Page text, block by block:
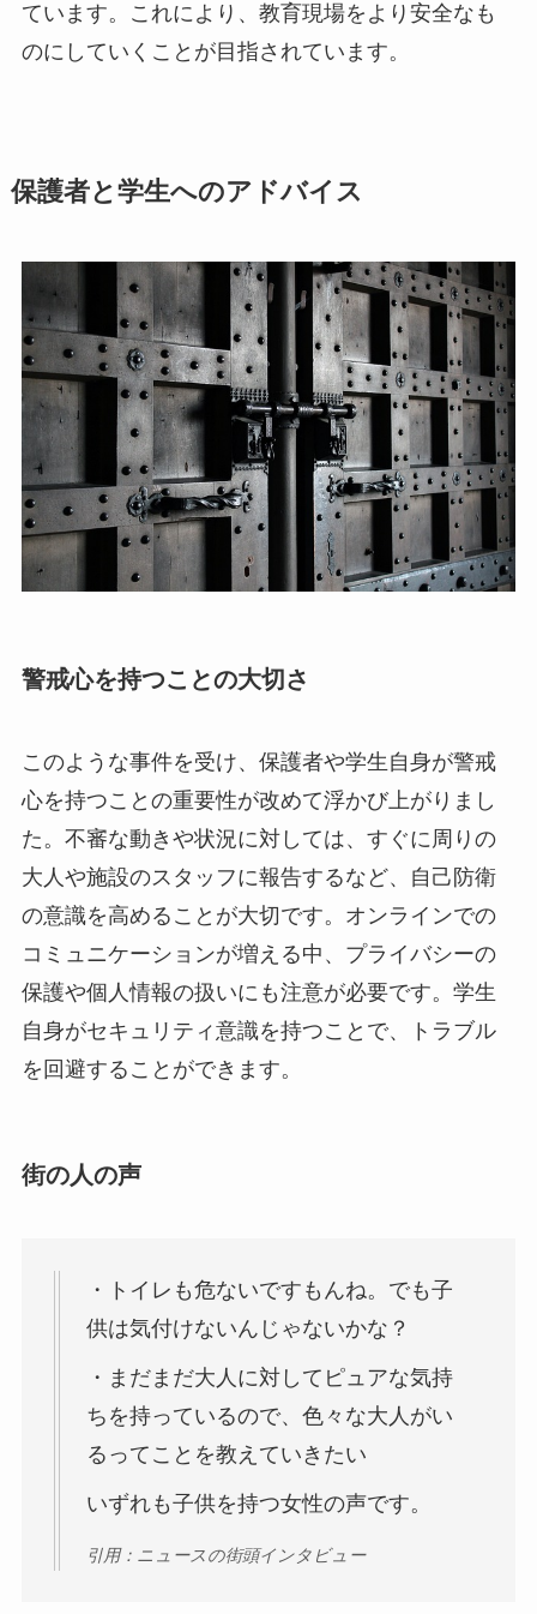
ています。これにより、教育現場をより安全なも
のにしていくことが目指されています。
保護者と学生へのアドバイス
警戒心を持つことの大切さ
このような事件を受け、保護者や学生自身が警戒
心を持つことの重要性が改めて浮かび上がりまし
た。不審な動きや状況に対しては、すぐに周りの
大人や施設のスタッフに報告するなど、自己防衛
の意識を高めることが大切です。オンラインでの
コミュニケーションが増える中、プライバシーの
保護や個人情報の扱いにも注意が必要です。学生
自身がセキュリティ意識を持つことで、トラブル
を回避することができます。
街の人の声
・トイレも危ないですもんね。でも子
供は気付けないんじゃないかな？
・まだまだ大人に対してピュアな気持
ちを持っているので、色々な大人がい
るってことを教えていきたい
いずれも子供を持つ女性の声です。
引用：ニュースの街頭インタビュー